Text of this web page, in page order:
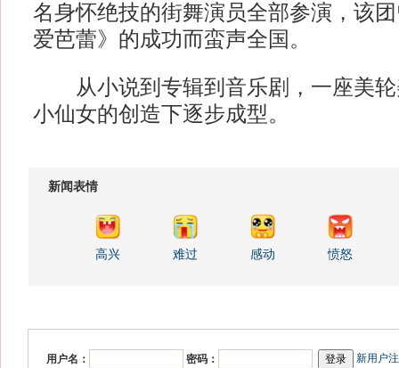
名身怀绝技的街舞演员全部参演，该
爱芭蕾》的成功而蛮声全国。
从小说到专辑到音乐剧，一座美轮
小仙女的创造下逐步成型。
新闻表情
高兴 难过 感动 愤怒
用户名： 密码： 新用户